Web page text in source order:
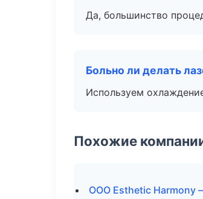
Да, большинство
Больно ли делать
Используем
Похожие
ООО Esthetic Harmony